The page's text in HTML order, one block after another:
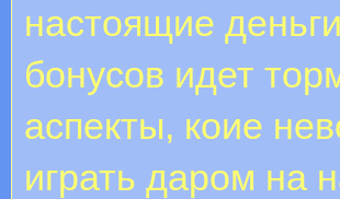
настоящие
бонусов идет
аспекты, коие
играть даром на